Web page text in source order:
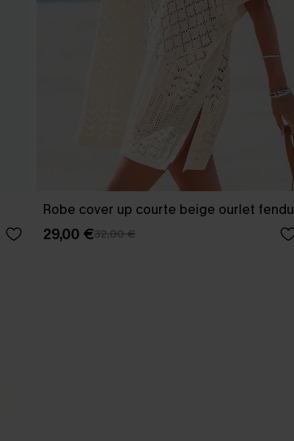
Robe cover up courte beige ourlet fendu
29,00 €32,00 €